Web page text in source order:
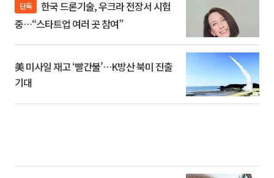
단독
중…“스타트업 여러 곳 참여”
美 미사일 재고 ‘빨간불’…K방산 북미 진출
기대